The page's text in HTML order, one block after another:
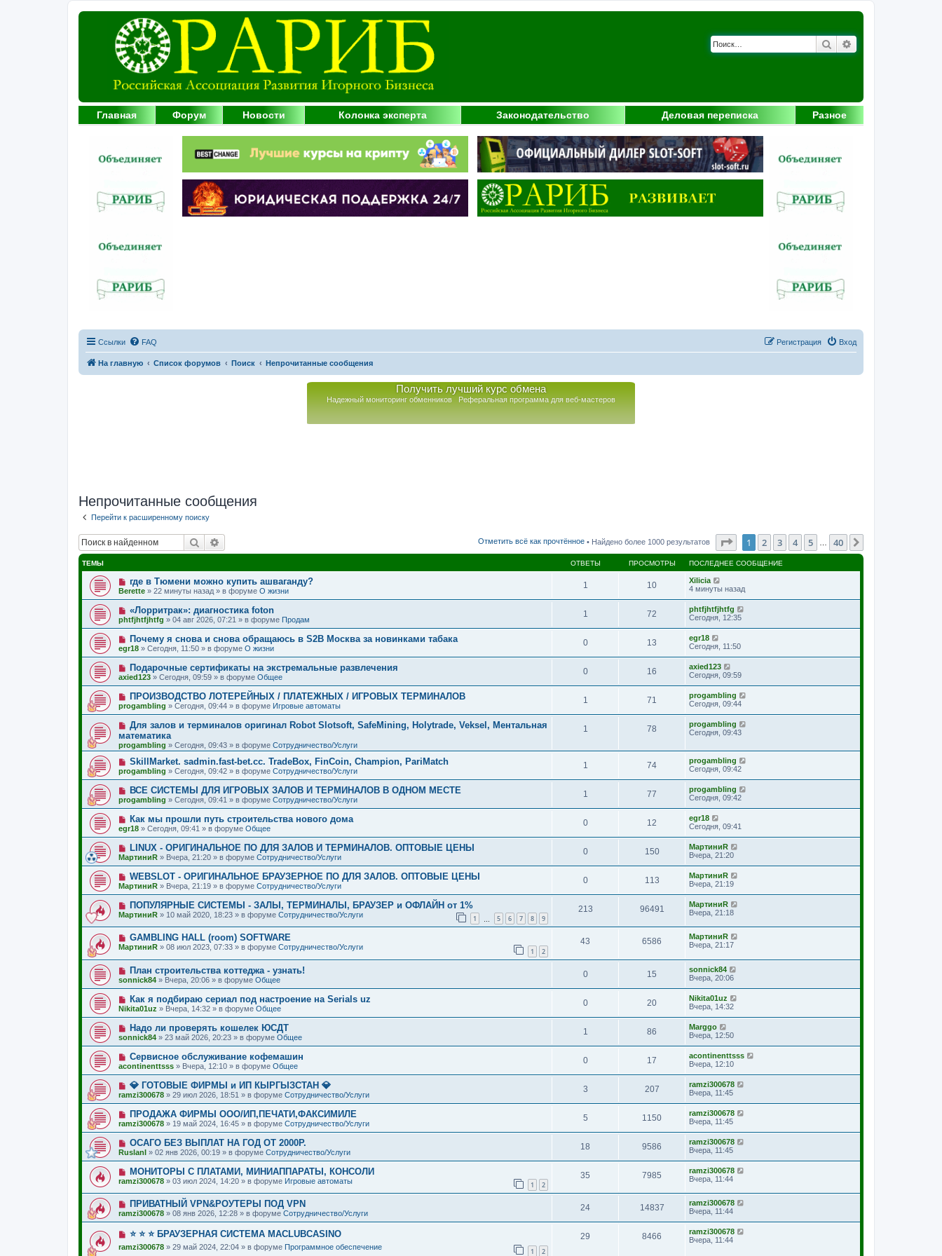
Поиск
Главная Форум Новости Колонка эксперта Законодательство Деловая переписка Разное
Ссылки FAQ Вход
Регистрация
На главную Список форумов Поиск Непрочитанные сообщения
Получить лучший курс обмена
Надежный мониторинг обменников Реферальная программа для веб-мастеров
Непрочитанные сообщения
Перейти к расширенному поиску
Поиск Отметить всё как прочтённое • Найдено более 1000 результатов Страница1 из 40
1 2 3 4 5 40
ТЕМЫ ОТВЕТЫ ПРОСМОТРЫ ПОСЛЕДНЕЕ СООБЩЕНИЕ
Н
о
в
е
с
о
б
щ
е
н
и
е
где в Тюмени можно купить ашваганду?
Berette » 22 минуты назад » в форуме О жизни
1 10
Xilicia
4 минуты назад
Н
о
в
о
е
с
о
б
щ
е
н
и
е
«Лорритрак»: диагностика foton
phtfjhtfjhtfg » 04 авг 2026, 07:21 » в форуме Продам
1 72
phtfjhtfjhtfg
Сегодня, 12:35
Н
о
в
о
е
с
о
б
щ
н
и
е
Почему я снова и снова обращаюсь в S2B Москва за новинками табака
egr18 » Сегодня, 11:50 » в форуме О жизни
0 13
egr18
Сегодня, 11:50
Н
о
в
о
е
с
о
о
б
щ
е
н
и
е
Подарочные сертификаты на экстремальные развлечения
axied123 » Сегодня, 09:59 » в форуме Общее
0 16
axied123
Сегодня, 09:59
Н
о
в
е
с
о
о
б
щ
е
н
и
е
ПРОИЗВОДСТВО ЛОТЕРЕЙНЫХ / ПЛАТЕЖНЫХ / ИГРОВЫХ ТЕРМИНАЛОВ
progambling » Сегодня, 09:44 » в форуме Игровые автоматы
1 71
progambling
Сегодня, 09:44
Н
о
в
о
е
с
о
о
щ
е
н
и
е
Для залов и терминалов оригинал Robot Slotsoft, SafeMining, Holytrade, Veksel, Ментальная
математика
progambling » Сегодня, 09:43 » в форуме Сотрудничество/Услуги
1 78
progambling
Сегодня, 09:43
Н
о
в
о
е
с
о
б
щ
е
н
и
е
SkillMarket. sadmin.fast-bet.cc. TradeBox, FinCoin, Champion, PariMatch
progambling » Сегодня, 09:42 » в форуме Сотрудничество/Услуги
1 74
progambling
Сегодня, 09:42
Н
о
в
о
е
с
о
б
щ
е
н
и
е
ВСЕ СИСТЕМЫ ДЛЯ ИГРОВЫХ ЗАЛОВ И ТЕРМИНАЛОВ В ОДНОМ МЕСТЕ
progambling » Сегодня, 09:41 » в форуме Сотрудничество/Услуги
1 77
progambling
Сегодня, 09:42
Н
о
в
о
е
с
о
о
б
щ
е
н
и
е
Как мы прошли путь строительства нового дома
egr18 » Сегодня, 09:41 » в форуме Общее
0 12
egr18
Сегодня, 09:41
Н
о
в
о
е
с
о
б
щ
е
н
и
LINUX - ОРИГИНАЛЬНОЕ ПО ДЛЯ ЗАЛОВ И ТЕРМИНАЛОВ. ОПТОВЫЕ ЦЕНЫ
МартиниR » Вчера, 21:20 » в форуме Сотрудничество/Услуги
0 150
МартиниR
Вчера, 21:20
Н
о
в
о
е
с
о
о
б
щ
е
н
и
е
WEBSLOT - ОРИГИНАЛЬНОЕ БРАУЗЕРНОЕ ПО ДЛЯ ЗАЛОВ. ОПТОВЫЕ ЦЕНЫ
МартиниR » Вчера, 21:19 » в форуме Сотрудничество/Услуги
0 113
МартиниR
Вчера, 21:19
Н
о
в
о
е
с
о
о
щ
е
н
и
е
ПОПУЛЯРНЫЕ СИСТЕМЫ - ЗАЛЫ, ТЕРМИНАЛЫ, БРАУЗЕР и ОФЛАЙН от 1%
МартиниR » 10 май 2020, 18:23 » в форуме Сотрудничество/Услуги 1 5 6 7 8 9
213 96491
МартиниR
Вчера, 21:18
Н
о
в
о
е
с
о
б
щ
е
и
е
GAMBLING HALL (room) SOFTWARE
МартиниR » 08 июл 2023, 07:33 » в форуме Сотрудничество/Услуги 1 2
43 6586
МартиниR
Вчера, 21:17
Н
о
в
о
е
с
о
б
щ
е
н
и
е
План строительства коттеджа - узнать!
sonnick84 » Вчера, 20:06 » в форуме Общее
0 15
sonnick84
Вчера, 20:06
Н
о
в
о
е
с
о
о
б
щ
е
и
е
Как я подбираю сериал под настроение на Serials uz
Nikita01uz » Вчера, 14:32 » в форуме Общее
0 20
Nikita01uz
Вчера, 14:32
Н
о
в
е
с
о
о
б
щ
е
н
и
е
Надо ли проверять кошелек ЮСДТ
sonnick84 » 23 май 2026, 20:23 » в форуме Общее
1 86
Marggo
Вчера, 12:50
Н
о
в
е
с
о
б
щ
е
н
и
е
Сервисное обслуживание кофемашин
acontinenttsss » Вчера, 12:10 » в форуме Общее
0 17
acontinenttsss
Вчера, 12:10
Н
о
в
о
е
с
о
о
б
щ
е
н
и
е
💎 ГОТОВЫЕ ФИРМЫ и ИП КЫРГЫЗСТАН 💎
ramzi300678 » 29 июл 2026, 18:51 » в форуме Сотрудничество/Услуги
3 207
ramzi300678
Вчера, 11:45
Н
о
в
е
с
о
б
е
и
е
ПРОДАЖА ФИРМЫ ООО/ИП,ПЕЧАТИ,ФАКСИМИЛЕ
ramzi300678 » 19 май 2024, 16:45 » в форуме Сотрудничество/Услуги
5 1150
ramzi300678
Вчера, 11:45
Н
о
в
о
е
с
о
о
б
щ
е
н
е
ОСАГО БЕЗ ВЫПЛАТ НА ГОД ОТ 2000Р.
RuslanI » 02 янв 2026, 00:19 » в форуме Сотрудничество/Услуги
18 9586
ramzi300678
Вчера, 11:45
Н
о
в
о
с
о
щ
МОНИТОРЫ С ПЛАТАМИ, МИНИАППАРАТЫ, КОНСОЛИ
ramzi300678 » 03 июл 2024, 14:20 » в форуме Игровые автоматы 1 2
35 7985
ramzi300678
Вчера, 11:44
Н
о
е
с
ПРИВАТНЫЙ VPN&РОУТЕРЫ ПОД VPN
ramzi300678 » 08 янв 2026, 12:28 » в форуме Сотрудничество/Услуги
24 14837
ramzi300678
Вчера, 11:44
Н
в
⭐️ ⭐️ ⭐️ БРАУЗЕРНАЯ СИСТЕМА MACLUBCASINO
ramzi300678 » 29 май 2024, 22:04 » в форуме Программное обеспечение 1 2
29 8466
ramzi300678
Вчера, 11:44